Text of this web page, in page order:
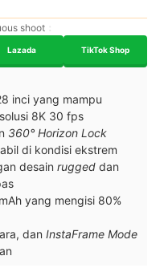
shoot
Lazada TikTok Shop
inci yang mampu
8K 30 fps
360° Horizon Lock
di kondisi ekstrem
desain rugged dan
yang mengisi 80%
dan InstaFrame Mode